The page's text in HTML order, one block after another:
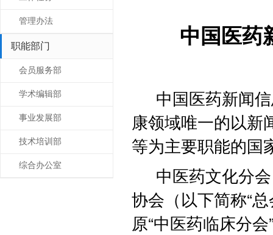
管理办法
职能部门
会员服务部
学术编辑部
事业发展部
技术培训部
综合办公室
中国医药
中国医药新闻
康领域唯一的以新
等为主要职能的国
中医药文化分
协会（以下简称“
原“中医药临床分